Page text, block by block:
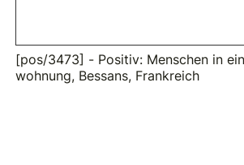
[pos/3473] - Positiv: Menschen in
wohnung, Bessans, Frankreich